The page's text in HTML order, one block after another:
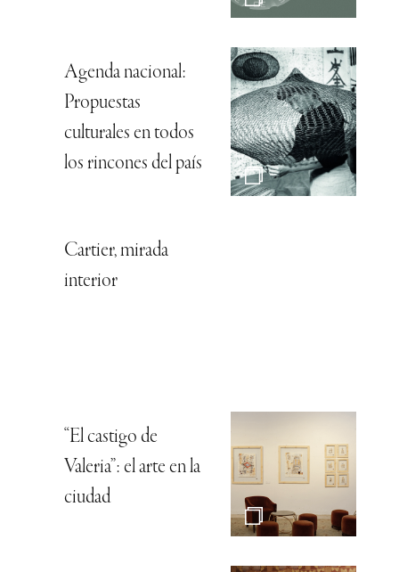
Agenda nacional:
Propuestas
culturales en todos
los rincones del país
Cartier, mirada
interior
“El castigo de
Valeria”: el arte en la
ciudad